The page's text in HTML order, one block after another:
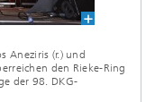
Aneziris (r.) und
den Rieke-Ring
der 98. DKG-